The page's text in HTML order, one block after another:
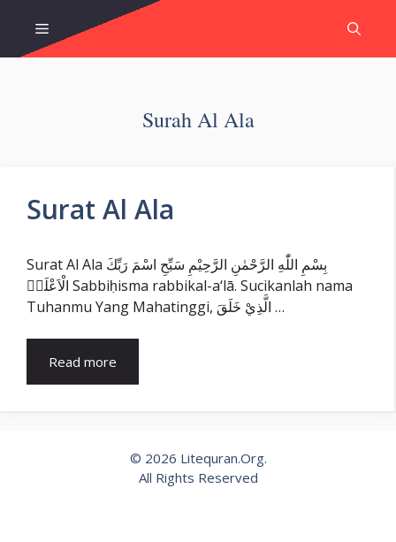
content
Menu
Surah Al Ala
Surat Al Ala
Surat Al Ala بِسْمِ اللّٰهِ الرَّحْمٰنِ الرَّحِيْمِ سَبِّحِ اسْمَ رَبِّكَ
الْاَعْلَىۙ Sabbiḥisma rabbikal-a‘lā. Sucikanlah nama
Tuhanmu Yang Mahatinggi, الَّذِيْ خَلَقَ …
Read more
© 2026 Litequran.Org.
All Rights Reserved